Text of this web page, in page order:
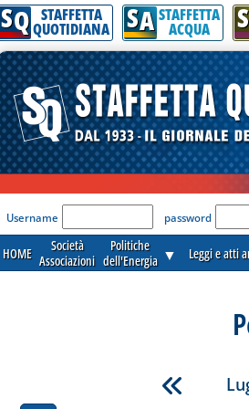
SQ STAFFETTA
QUOTIDIANA SA STAFFETTA
ACQUA S
'Modulo Login per
Username password
HOME
Società
Associazioni
Politiche
dell'Energia ▼ Leggi e atti